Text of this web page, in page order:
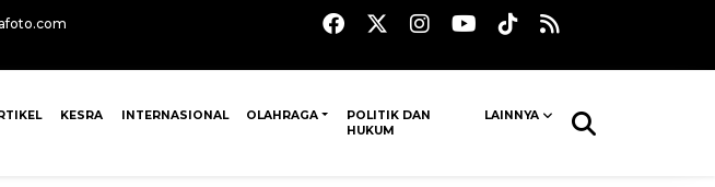
KESRA INTERNASIONAL OLAHRAGA
POLITIK DAN
HUKUM
LAINNYA